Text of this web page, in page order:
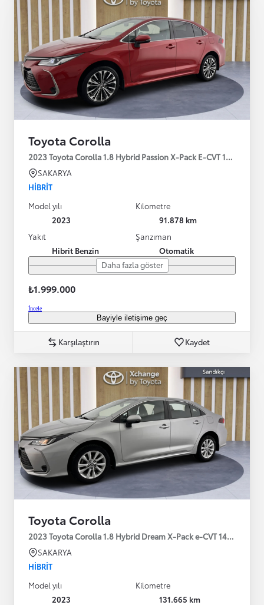
Toyota Corolla
2023 Toyota Corolla 1.8 Hybrid Passion X-Pack E-CVT 140HP
SAKARYA
HIBRIT
Model yılı
2023
Kilometre
91.878 km
Yakıt
Hibrit Benzin
Şanzıman
Otomatik
Daha fazla göster
₺1.999.000
İncele
Bayiyle iletişime geç
Karşılaştırın Kaydet
Toyota Corolla
2023 Toyota Corolla 1.8 Hybrid Dream X-Pack e-CVT 140HP
SAKARYA
HIBRIT
Model yılı
2023
Kilometre
131.665 km